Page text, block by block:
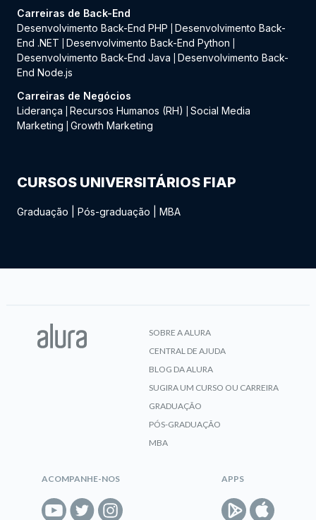
Carreiras de Back-End
Desenvolvimento Back-End PHP
Desenvolvimento Back-
End .NET
Desenvolvimento Back-End Python
Desenvolvimento Back-End Java
Desenvolvimento Back-
End Node.js
Carreiras de Negócios
Liderança
Recursos Humanos (RH)
Social Media
Marketing
Growth Marketing
CURSOS UNIVERSITÁRIOS FIAP
Graduação Pós-graduação MBA
SOBRE A ALURA
CENTRAL DE AJUDA
BLOG DA ALURA
SUGIRA UM CURSO OU CARREIRA
GRADUAÇÃO
PÓS-GRADUAÇÃO
MBA
ACOMPANHE-NOS APPS